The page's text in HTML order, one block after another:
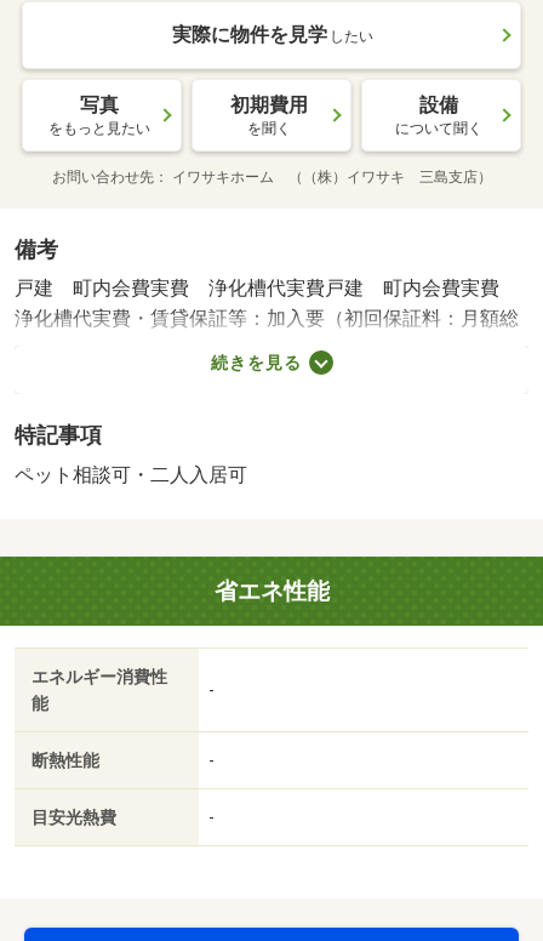
実際に物件を見学 したい
写真
をもっと見たい
初期費用
を聞く
設備
について聞く
お問い合わせ先 イワサキホーム （（株）イワサキ 三島支店）
備考
戸建 町内会費実費 浄化槽代実費戸建 町内会費実費
浄化槽代実費・賃貸保証等：加入要（初回保証料：月額総
家賃の５０％で、 更新保証料１２，０００円／年ｏｒ月
額９００円）・維持費等：２４時間サポート１，１００円
洋間です ペット相談可 町内会費実費 浄化槽代実費・
バイク置場：なし・駐輪場：なし・仲介手数料：１．１ヶ
続きを見る
特記事項
ペット相談可・二人入居可
省エネ性能
エネルギー消費性
能
-
断熱性能 -
目安光熱費 -